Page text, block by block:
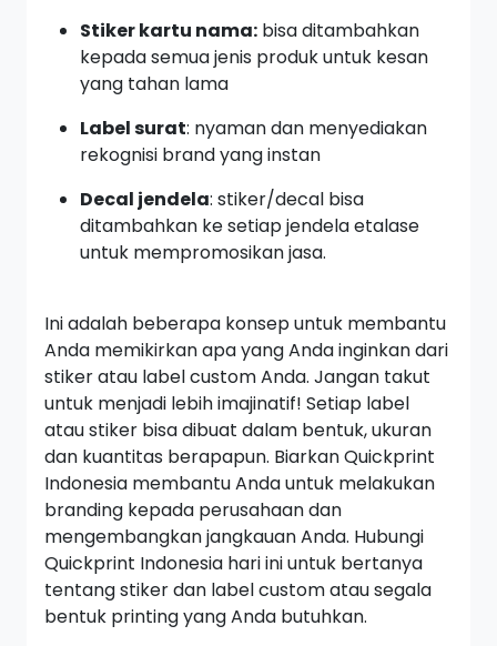
Stiker kartu nama: bisa ditambahkan
kepada semua jenis produk untuk kesan
yang tahan lama
Label surat: nyaman dan menyediakan
rekognisi brand yang instan
Decal jendela: stiker/decal bisa
ditambahkan ke setiap jendela etalase
untuk mempromosikan jasa.
Ini adalah beberapa konsep untuk membantu
Anda memikirkan apa yang Anda inginkan dari
stiker atau label custom Anda. Jangan takut
untuk menjadi lebih imajinatif! Setiap label
atau stiker bisa dibuat dalam bentuk, ukuran
dan kuantitas berapapun. Biarkan Quickprint
Indonesia membantu Anda untuk melakukan
branding kepada perusahaan dan
mengembangkan jangkauan Anda. Hubungi
Quickprint Indonesia hari ini untuk bertanya
tentang stiker dan label custom atau segala
bentuk printing yang Anda butuhkan.